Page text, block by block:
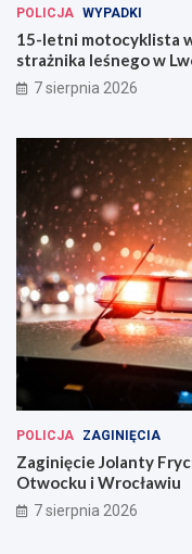
POLICJA WYPADKI
15-letni motocyklista
strażnika leśnego w
7 sierpnia 2026
POLICJA ZAGINIĘCIA
Zaginięcie Jolanty
Otwocku i Wrocławiu
7 sierpnia 2026